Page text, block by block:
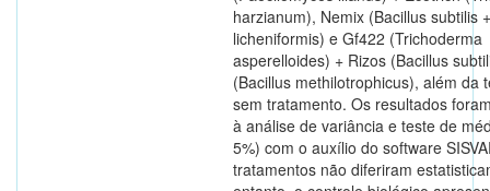
harzianum), Nemix (Bacillus subtilis
licheniformis) e Gf422 (Trichoderma
asperelloides) + Rizos (Bacillus
(Bacillus methilotrophicus), além da
sem tratamento. Os resultados
à análise de variância e teste de
5%) com o auxílio do software
tratamentos não diferiram